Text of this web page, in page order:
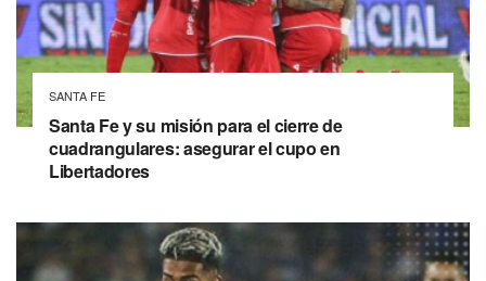
SANTA FE
Santa Fe y su misión para el cierre de
cuadrangulares: asegurar el cupo en
Libertadores